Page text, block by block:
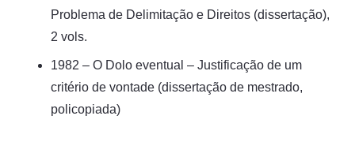
Problema de Delimitação e Direitos (dissertação),
2 vols.
1982 – O Dolo eventual – Justificação de um
critério de vontade (dissertação de mestrado,
policopiada)